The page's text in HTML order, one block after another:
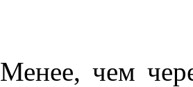
Менее, чем